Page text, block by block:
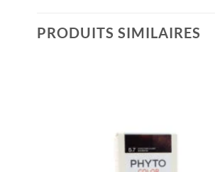
PRODUITS SIMILAIRES